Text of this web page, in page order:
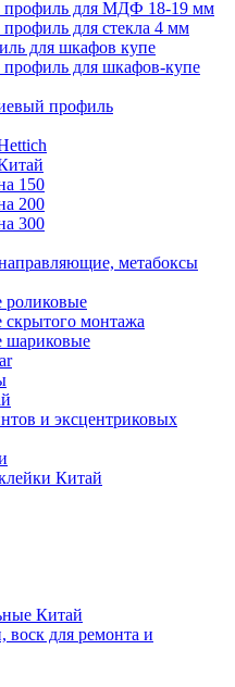
для МДФ 18-19 мм
для стекла 4 мм
для шкафов купе
для шкафов-купе
профиль
150
200
300
метабоксы
монтажа
шариковые
и эксцентриковых
Китай
Китай
для ремонта и